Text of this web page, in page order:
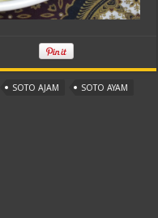
SOTO AJAM
SOTO AYAM